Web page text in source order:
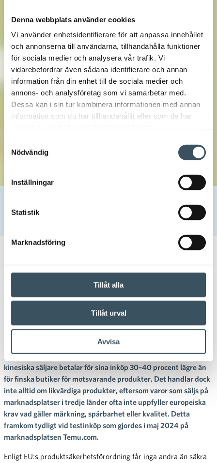
Denna webbplats använder cookies
Vi använder enhetsidentifierare för att anpassa innehållet
och annonserna till användarna, tillhandahålla funktioner
för sociala medier och analysera vår trafik. Vi
vidarebefordrar även sådana identifierare och annan
information från din enhet till de sociala medier och
annons- och analysföretag som vi samarbetar med.
Dessa kan i sin tur kombinera informationen med annan
information som du har tillhandahållit eller som de har
Nödvändig
Inställningar
Statistik
Marknadsföring
Tillåt alla
Tillåt urval
Avvisa
Testköp på Temu.com:s marknadsplats uppfyllde inte de
17.09.2024 09:10 Pressmeddelande
Testköp på Temu.com:s
marknadsplats uppfyllde inte
de europeiska kraven
På grund av administrativa kostnader relaterade till
produktsäkerhet och konsumentskydd är de priser som
kinesiska säljare betalar för sina inköp 30–40 procent lägre än
för finska butiker för motsvarande produkter. Det handlar dock
inte alltid om likvärdiga produkter, eftersom varor som säljs på
marknadsplatser i tredje länder ofta inte uppfyller europeiska
krav vad gäller märkning, spårbarhet eller kvalitet. Detta
framkom tydligt vid testinköp som gjordes i maj 2024 på
marknadsplatsen Temu.com.
Enligt EU:s produktsäkerhetsförordning får inga andra än säkra